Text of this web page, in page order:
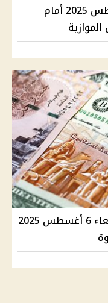
سعر الدولار اليوم الإثنين 18 أغسطس 2025 أمام
سعر الدولار أمام الجنيه اليوم الأربعاء 6 أغسطس 2025